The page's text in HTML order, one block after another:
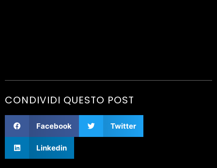
CONDIVIDI QUESTO POST
Facebook Twitter
Linkedin